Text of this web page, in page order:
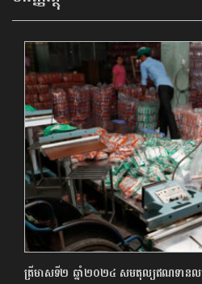
ត្រីមាសទី២ ឆ្នាំ២០២៤ សមតុល្យឥណទានលក្